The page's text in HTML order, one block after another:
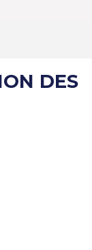
DES